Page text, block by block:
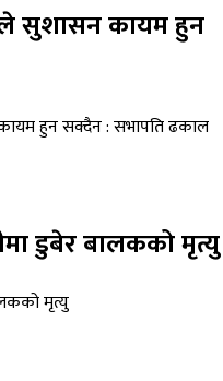
सुशासन कायम हुन
डुबेर बालकको मृत्यु